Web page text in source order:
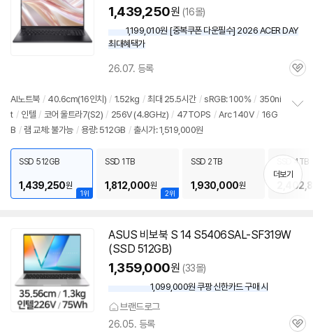
1,439,250원 (16몰)
1,199,010원 [중복쿠폰 다운필수] 2026 ACER DAY
최대혜택가
26.07. 등록
관
AI노트북 / 40.6cm(16인치) / 1.52kg / 최대 25.5시간 / sRGB: 100% / 350ni
t / 인텔 / 코어 울트라7(S2) / 256V (4.8GHz) / 47TOPS / Arc 140V / 16G
B / 램 교체: 불가능 / 용량: 512GB / 출시가: 1,519,000원
치
기
1위
SSD 512GB
1,439,250원
2위
SSD 1TB
1,812,000원
SSD 2TB
1,930,000원
SSD 4TB
더보기
ASUS 비보북 S 14 S5406SAL-SF319W
(SSD 512GB)
1,359,000원 (33몰)
우
할
인
1,099,000원 쿠팡 신한카드 구매 시
브랜드로그
26.05. 등록
관
세부정보 열기/접기